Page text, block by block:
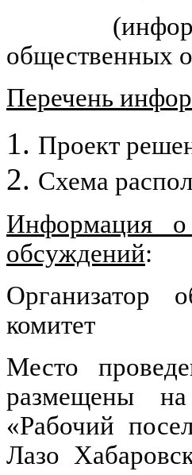
общественных
Перечень
Проект
Схема
Информация
обсуждений:
Организатор
комитет
Место
размещены на
«Рабочий
Лазо